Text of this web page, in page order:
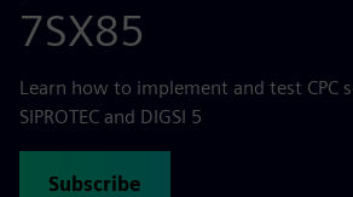
7SX85
Learn how to implement and test CPC
SIPROTEC and DIGSI 5
Subscribe